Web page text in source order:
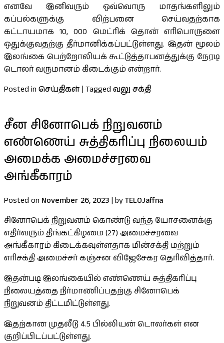
எனவே இனிவரும் ஒவ்வொரு மாதங்களிலும்
கப்பல்களுக்கு விற்பனை செய்வதற்காக
கட்டாயமாக 10, 000 மெட்ரிக் தொன் எரிபொருளை
ஒதுக்குவதற்கு தீர்மானிக்கப்பட்டுள்ளது. இதன் மூலம்
இலங்கை பெற்றோலியக் கூட்டுத்தாபனத்துக்கு நேரடி
டொலர் வருமானம் கிடைக்கும் என்றார்.
Posted in செய்திகள் | Tagged வலு சக்தி
சீன சினோபெக் நிறுவனம்
எண்ணெய் சுத்திகரிப்பு நிலையம்
அமைக்க அமைச்சரவை
அங்கீகாரம்
Posted on November 26, 2023 | byTELOJaffna
சினோபெக் நிறுவனம் கொண்டு வந்த யோசனைக்கு
எதிர்வரும் திங்கட்கிழமை (27) அமைச்சரவை
அங்கீகாரம் கிடைக்கவுள்ளதாக மின்சக்தி மற்றும்
எரிசக்தி அமைச்சர் கஞ்சன விஜேசேகர தெரிவித்தார்.
இதன்படி இலங்கையில் எண்ணெய் சுத்திகரிப்பு
நிலையத்தை நிர்மாணிப்பதற்கு சினோபெக்
நிறுவனம் திட்டமிட்டுள்ளது.
இதற்கான முதலீடு 4.5 பில்லியன் டொலர்கள் என
குறிப்பிடப்பட்டுள்ளது.